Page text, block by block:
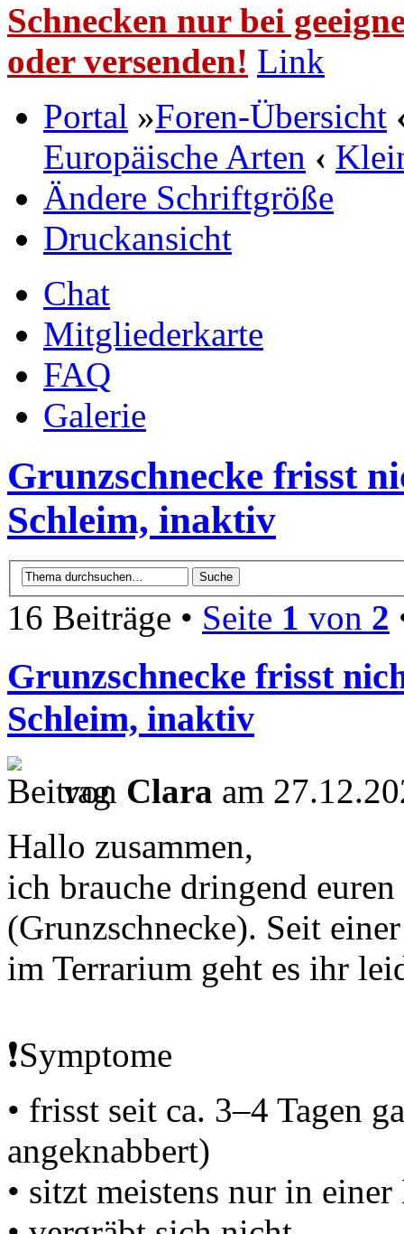
Schnecken nur bei
oder versenden! Link
Portal »Foren-Übersicht
Europäische Arten ‹
Ändere Schriftgröße
Druckansicht
Chat
Mitgliederkarte
FAQ
Galerie
Grunzschnecke frisst
Schleim, inaktiv
16 Beiträge • Seite 1 von 2
Grunzschnecke frisst
Schleim, inaktiv
von Clara am
Hallo zusammen,
ich brauche dringend
(Grunzschnecke). Seit
im Terrarium geht es ihr
❗️Symptome
• frisst seit ca. 3–4 Tagen
angeknabbert)
• sitzt meistens nur in